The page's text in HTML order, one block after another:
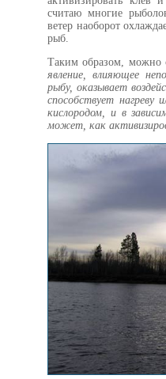
считаю многие
ветер наоборот
рыб.
Таким образом, можно
явление, влияющее
рыбу, оказывает
способствует
кислородом, и в
может, как